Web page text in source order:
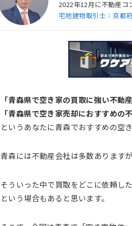
2022年12月に不動産コ
宅地建物取引士：京都
「青森県で空き家の買取に強い不動
「青森県で空き家売却におすすめの
というあなたに青森でおすすめの空
青森には不動産会社は多数あります
そういった中で買取をどこに依頼し
という場合もあると思います。